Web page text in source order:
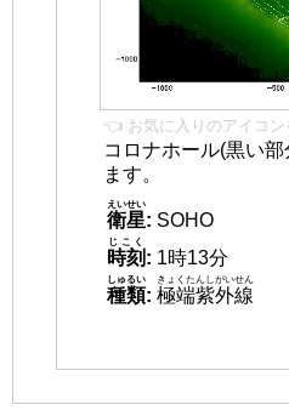
👈 お気に入りのアイコン
コロナホール(黒い
ます。
衛星
えいせい
: SOHO
時刻
じこく
: 1時13分
種類
しゅるい
: 極端紫外線
きょくたんしがいせん